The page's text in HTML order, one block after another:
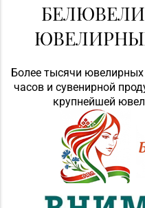
Более тысячи ювелирных
часов и сувенирной
крупнейшей